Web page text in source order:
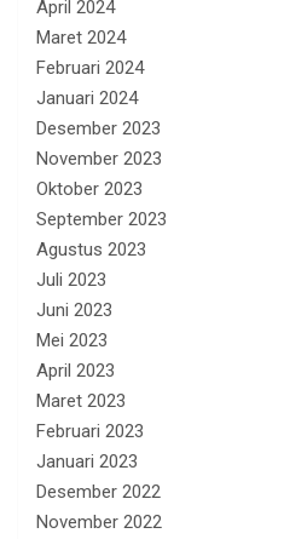
April 2024
Maret 2024
Februari 2024
Januari 2024
Desember 2023
November 2023
Oktober 2023
September 2023
Agustus 2023
Juli 2023
Juni 2023
Mei 2023
April 2023
Maret 2023
Februari 2023
Januari 2023
Desember 2022
November 2022